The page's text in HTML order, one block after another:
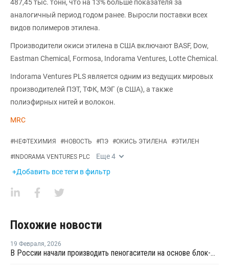
487,45 тыс. тонн, что на 13% больше показателя за
аналогичный период годом ранее. Выросли поставки всех
видов полимеров этилена.
Производители окиси этилена в США включают BASF, Dow,
Eastman Chemical, Formosa, Indorama Ventures, Lotte Chemical.
Indorama Ventures PLS является одним из ведущих мировых
производителей ПЭТ, ТФК, МЭГ (в США), а также
полиэфирных нитей и волокон.
MRC
#НЕФТЕХИМИЯ #НОВОСТЬ #ПЭ #ОКИСЬ ЭТИЛЕНА #ЭТИЛЕН
#INDORAMA VENTURES PLC Еще4
+Добавить все теги в фильтр
Похожие новости
19 Февраля, 2026
В России начали производить пеногасители на основе блок-сополимеров